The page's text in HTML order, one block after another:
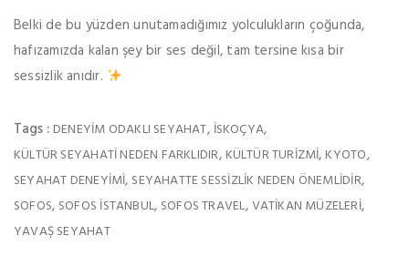
Belki de bu yüzden unutamadığımız yolculukların çoğunda,
hafızamızda kalan şey bir ses değil, tam tersine kısa bir
sessizlik anıdır.
Tags : DENEYIM ODAKLI SEYAHAT, ISKOÇYA,
KÜLTÜR SEYAHATI NEDEN FARKLIDIR, KÜLTÜR TURIZMI, KYOTO,
SEYAHAT DENEYIMI, SEYAHATTE SESSIZLIK NEDEN ÖNEMLIDIR,
SOFOS, SOFOS ISTANBUL, SOFOS TRAVEL,VATIKAN MÜZELERI,
YAVAŞ SEYAHAT